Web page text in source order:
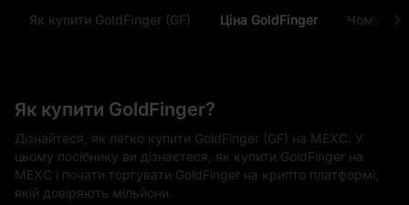
Як купити GoldFinger (GF) Ціна GoldFinger
Як купити GoldFinger?
Дізнайтеся, як легко купити GoldFinger (GF) на MEXC. У
цьому посібнику ви дізнаєтеся, як купити GoldFinger на
MEXC і почати торгувати GoldFinger на крипто платформі,
якій довіряють мільйони.